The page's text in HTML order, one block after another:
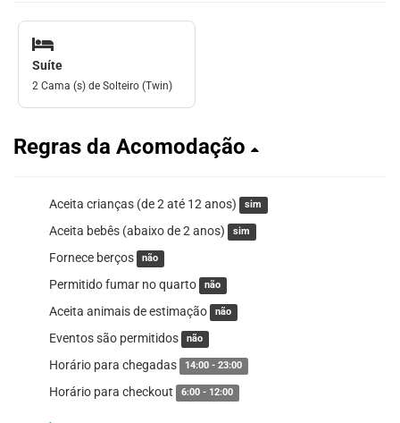
Suíte
2 Cama (s) de Solteiro (Twin)
Regras da Acomodação
Aceita crianças (de 2 até 12 anos) sim
Aceita bebês (abaixo de 2 anos) sim
Fornece berços não
Permitido fumar no quarto não
Aceita animais de estimação não
Eventos são permitidos não
Horário para chegadas 14:00 - 23:00
Horário para checkout 6:00 - 12:00